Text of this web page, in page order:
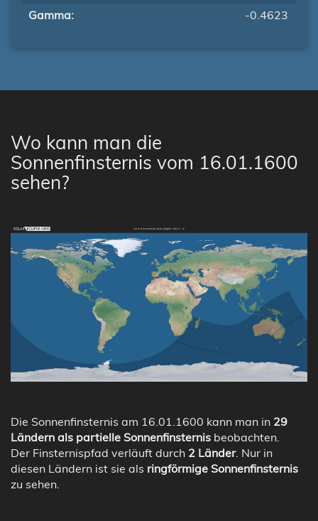
Gamma:
-0.4623
Wo kann man die
Sonnenfinsternis vom 16.01.1600
sehen?
Die Sonnenfinsternis am 16.01.1600 kann man in 29
Ländern als partielle Sonnenfinsternis beobachten.
Der Finsternispfad verläuft durch 2 Länder. Nur in
diesen Ländern ist sie als ringförmige Sonnenfinsternis
zu sehen.